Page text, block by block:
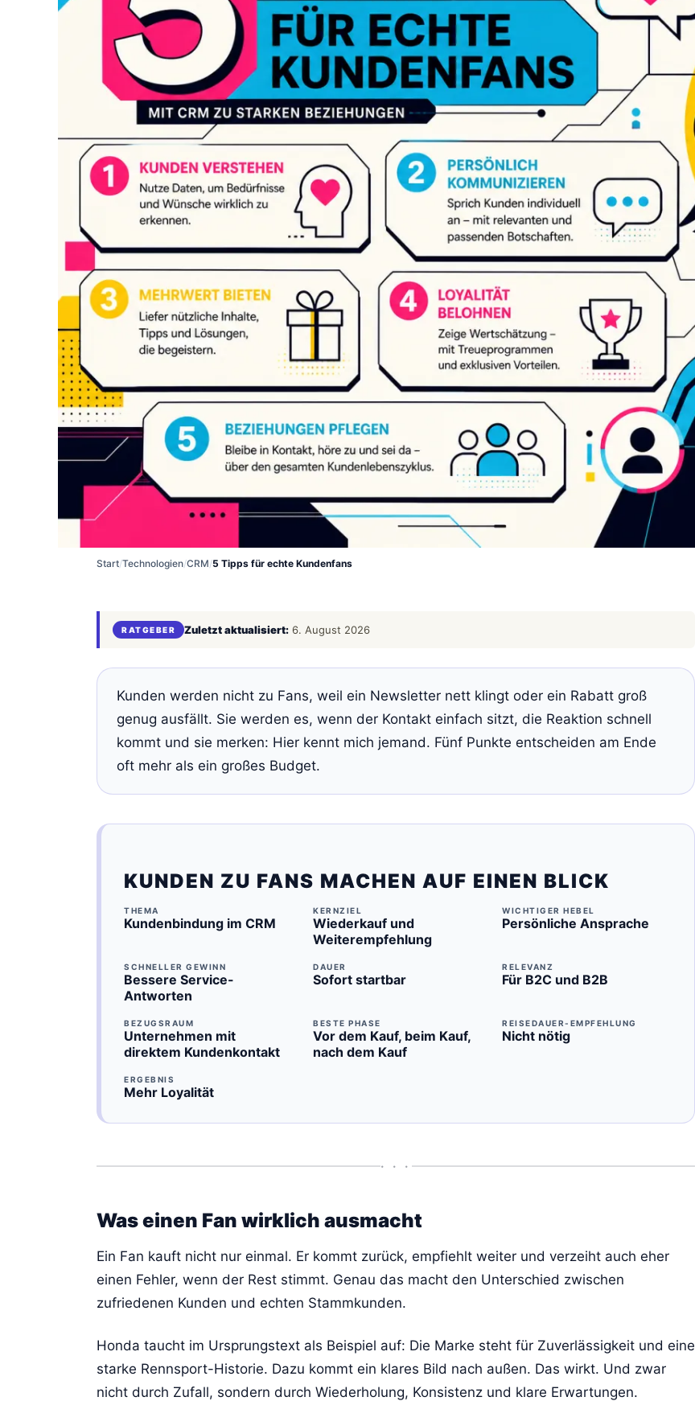
Start/Technologien/CRM/5 Tipps für echte Kundenfans
RATGEBER Zuletzt aktualisiert: 6. August 2026
Kunden werden nicht zu Fans, weil ein Newsletter nett klingt oder ein Rabatt groß
genug ausfällt. Sie werden es, wenn der Kontakt einfach sitzt, die Reaktion schnell
kommt und sie merken: Hier kennt mich jemand. Fünf Punkte entscheiden am Ende
oft mehr als ein großes Budget.
KUNDEN ZU FANS MACHEN AUF EINEN BLICK
THEMA
Kundenbindung im CRM
KERNZIEL
Wiederkauf und
Weiterempfehlung
WICHTIGER HEBEL
Persönliche Ansprache
SCHNELLER GEWINN
Bessere Service-
Antworten
DAUER
Sofort startbar
RELEVANZ
Für B2C und B2B
BEZUGSRAUM
Unternehmen mit
direktem Kundenkontakt
BESTE PHASE
Vor dem Kauf, beim Kauf,
nach dem Kauf
REISEDAUER-EMPFEHLUNG
Nicht nötig
ERGEBNIS
Mehr Loyalität
• • •
Was einen Fan wirklich ausmacht
Ein Fan kauft nicht nur einmal. Er kommt zurück, empfiehlt weiter und verzeiht auch eher
einen Fehler, wenn der Rest stimmt. Genau das macht den Unterschied zwischen
zufriedenen Kunden und echten Stammkunden.
Honda taucht im Ursprungstext als Beispiel auf: Die Marke steht für Zuverlässigkeit und eine
starke Rennsport-Historie. Dazu kommt ein klares Bild nach außen. Das wirkt. Und zwar
nicht durch Zufall, sondern durch Wiederholung, Konsistenz und klare Erwartungen.